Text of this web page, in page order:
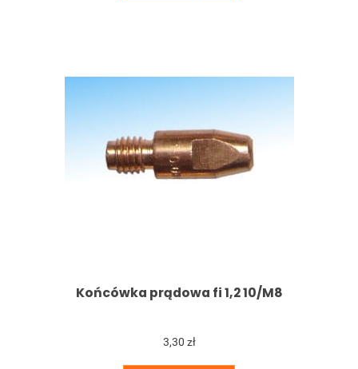
Końcówka prądowa fi 1,2 10/M8
3,30 zł